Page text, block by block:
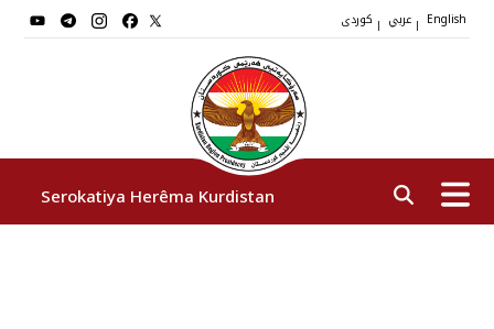
| | English
Serokatiya Herêma Kurdistan